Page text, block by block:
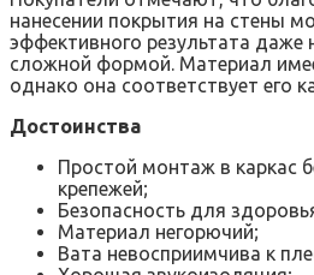
нанесении покрытия на стены
эффективного результата даже
сложной формой. Материал
однако она соответствует его
Достоинства
Простой монтаж в каркас
крепежей;
Безопасность для
Материал негорючий;
Вата невосприимчива к